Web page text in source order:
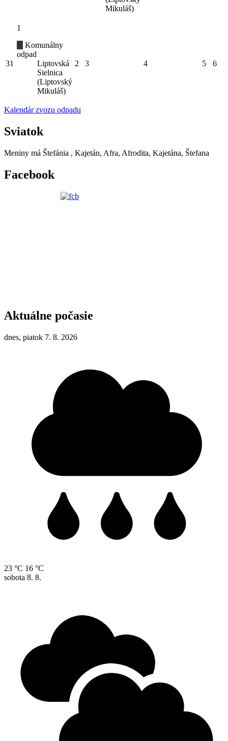
Mikuláš)
31
1
Komunálny
odpad
Liptovská
Sielnica
(Liptovský
Mikuláš)
2 3 4 5 6
Kalendár zvozu odpadu
Sviatok
Meniny má Štefánia , Kajetán, Afra, Afrodita, Kajetána, Štefana
Facebook
Aktuálne počasie
dnes, piatok 7. 8. 2026
23 °C 16 °C
sobota 8. 8.